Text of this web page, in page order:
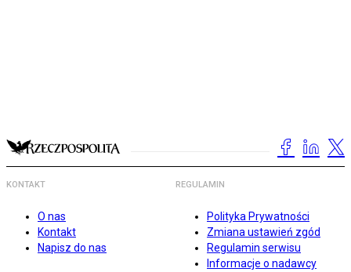
KONTAKT
O nas
Kontakt
Napisz do nas
REGULAMIN
Polityka Prywatności
Zmiana ustawień zgód
Regulamin serwisu
Informacje o nadawcy